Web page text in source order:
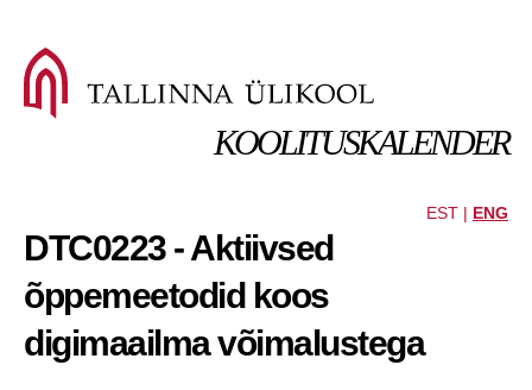
KOOLITUSKALENDER
EST | ENG
DTC0223 - Aktiivsed
õppemeetodid koos
digimaailma võimalustega